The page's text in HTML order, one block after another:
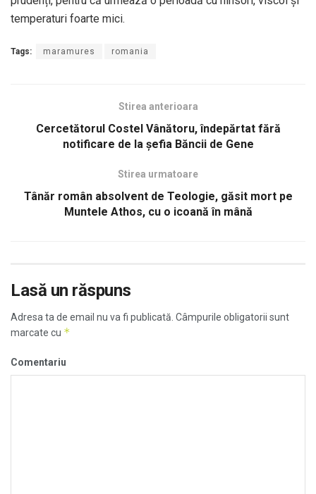
temperaturi foarte mici.
Tags: maramures romania
Stirea anterioara
Cercetătorul Costel Vânătoru, îndepărtat fără
notificare de la şefia Băncii de Gene
Stirea urmatoare
Tânăr român absolvent de Teologie, găsit mort pe
Muntele Athos, cu o icoană în mână
Lasă un răspuns
Adresa ta de email nu va fi publicată. Câmpurile obligatorii sunt
marcate cu *
Comentariu